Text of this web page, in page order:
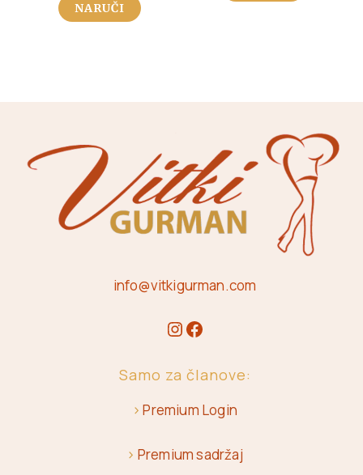
NARUČI
info@vitkigurman.com
Samo za članove:
>Premium Login
> Premium sadržaj